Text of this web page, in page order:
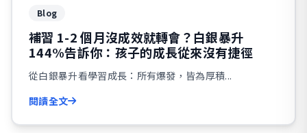
Blog
補習 1-2 個月沒成效就轉會？白銀暴升
144%告訴你：孩子的成長從來沒有捷徑
從白銀暴升看學習成長：所有爆發，皆為厚積...
閱讀全文